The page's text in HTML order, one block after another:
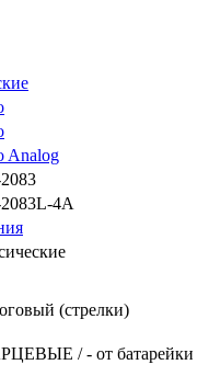
Analog
4A
(стрелки)
/ - от батарейки